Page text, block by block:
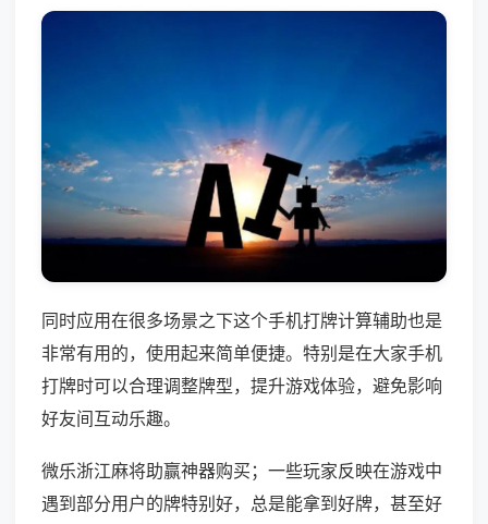
同时应用在很多场景之下这个手机打牌计算辅助也是
非常有用的，使用起来简单便捷。特别是在大家手机
打牌时可以合理调整牌型，提升游戏体验，避免影响
好友间互动乐趣。
微乐浙江麻将助赢神器购买；一些玩家反映在游戏中
遇到部分用户的牌特别好，总是能拿到好牌，甚至好